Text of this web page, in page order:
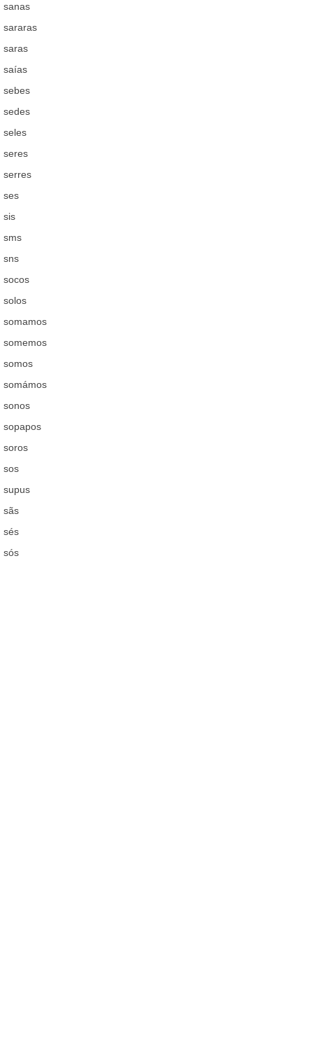
sanas
sararas
saras
saías
sebes
sedes
seles
seres
serres
ses
sis
sms
sns
socos
solos
somamos
somemos
somos
somámos
sonos
sopapos
soros
sos
supus
sãs
sés
sós